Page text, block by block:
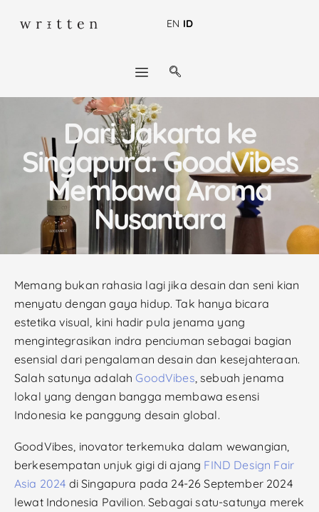
EN ID
Dari Jakarta ke
Singapura: GoodVibes
Membawa Aroma
Nusantara
Memang bukan rahasia lagi jika desain dan seni kian
menyatu dengan gaya hidup. Tak hanya bicara
estetika visual, kini hadir pula jenama yang
mengintegrasikan indra penciuman sebagai bagian
esensial dari pengalaman desain dan kesejahteraan.
Salah satunya adalahGoodVibes, sebuah jenama
lokal yang dengan bangga membawa esensi
Indonesia ke panggung desain global.
GoodVibes, inovator terkemuka dalam wewangian,
berkesempatan unjuk gigi di ajang FIND Design Fair
Asia 2024 di Singapura pada 24-26 September 2024
lewat Indonesia Pavilion. Sebagai satu-satunya merek